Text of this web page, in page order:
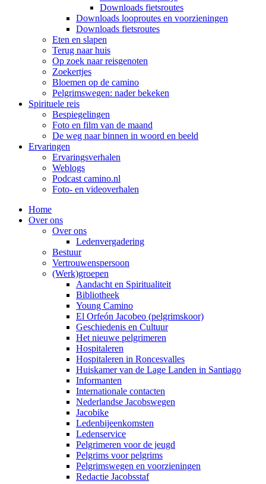
Downloads fietsroutes
Downloads looproutes en voorzieningen
Downloads fietsroutes
Eten en slapen
Terug naar huis
Op zoek naar reisgenoten
Zoekertjes
Bloemen op de camino
Pelgrimswegen: nader bekeken
Spirituele reis
Bespiegelingen
Foto en film van de maand
De weg naar binnen in woord en beeld
Ervaringen
Ervaringsverhalen
Weblogs
Podcast camino.nl
Foto- en videoverhalen
Home
Over ons
Over ons
Ledenvergadering
Bestuur
Vertrouwenspersoon
(Werk)groepen
Aandacht en Spiritualiteit
Bibliotheek
Young Camino
El Orfeón Jacobeo (pelgrimskoor)
Geschiedenis en Cultuur
Het nieuwe pelgrimeren
Hospitaleren
Hospitaleren in Roncesvalles
Huiskamer van de Lage Landen in Santiago
Informanten
Internationale contacten
Nederlandse Jacobswegen
Jacobike
Ledenbijeenkomsten
Ledenservice
Pelgrimeren voor de jeugd
Pelgrims voor pelgrims
Pelgrimswegen en voorzieningen
Redactie Jacobsstaf